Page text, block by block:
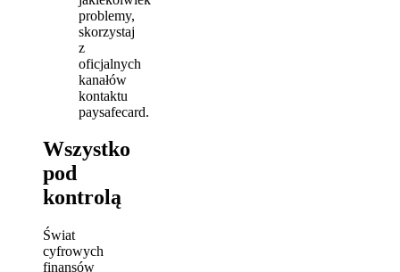
problemy,
skorzystaj
z
oficjalnych
kanałów
kontaktu
paysafecard.
Wszystko
pod
kontrolą
Świat
cyfrowych
finansów